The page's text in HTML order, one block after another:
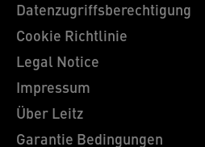
Datenzugriffsberechtigung
Cookie Richtlinie
Legal Notice
Impressum
Über Leitz
Garantie Bedingungen